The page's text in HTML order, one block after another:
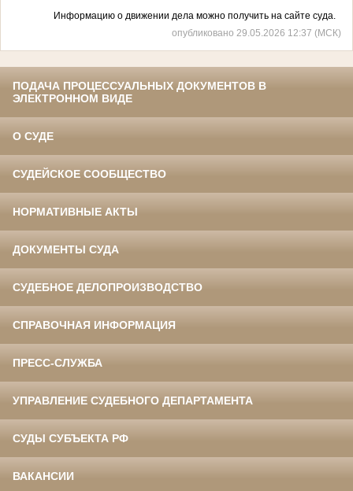
Информацию о движении дела можно получить на сайте суда.
опубликовано 29.05.2026 12:37 (МСК)
ПОДАЧА ПРОЦЕССУАЛЬНЫХ ДОКУМЕНТОВ В
ЭЛЕКТРОННОМ ВИДЕ
О СУДЕ
СУДЕЙСКОЕ СООБЩЕСТВО
НОРМАТИВНЫЕ АКТЫ
ДОКУМЕНТЫ СУДА
СУДЕБНОЕ ДЕЛОПРОИЗВОДСТВО
СПРАВОЧНАЯ ИНФОРМАЦИЯ
ПРЕСС-СЛУЖБА
УПРАВЛЕНИЕ СУДЕБНОГО ДЕПАРТАМЕНТА
СУДЫ СУБЪЕКТА РФ
ВАКАНСИИ